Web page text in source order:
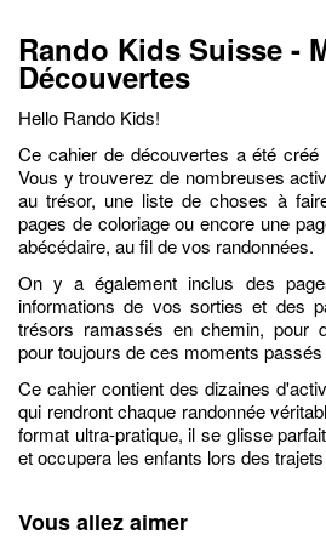
Rando Kids Suisse -
Découvertes
Hello Rando Kids!
Ce cahier de découvertes a été
Vous y trouverez de nombreuses
au trésor, une liste de choses à
pages de coloriage ou encore une
abécédaire, au fil de vos randonnées.
On y a également inclus des
informations de vos sorties et des
trésors ramassés en chemin, pour
pour toujours de ces moments
Ce cahier contient des dizaines
qui rendront chaque randonnée
format ultra-pratique, il se glisse
et occupera les enfants lors des
Vous allez aimer